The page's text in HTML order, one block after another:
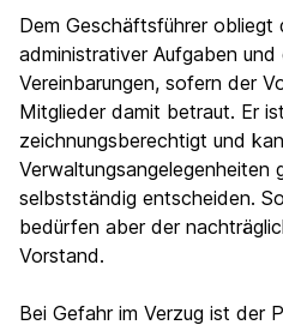
Dem Geschäftsführer obliegt
administrativer Aufgaben
Vereinbarungen, sofern der
Mitglieder damit betraut. Er
zeichnungsberechtigt und
Verwaltungsangelegenheiten
selbstständig entscheiden.
bedürfen aber der
Vorstand.
Bei Gefahr im Verzug ist der